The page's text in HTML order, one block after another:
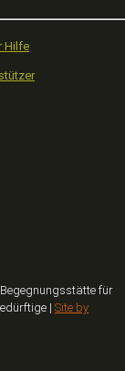
Hilfe
für
| Site by